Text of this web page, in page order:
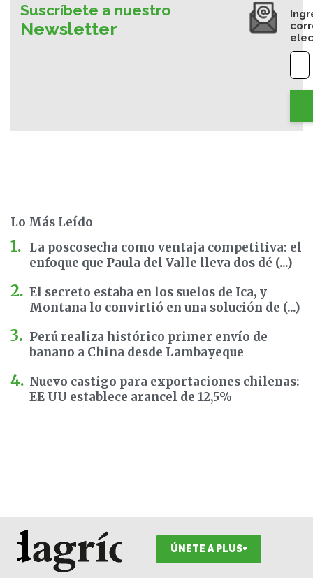
Suscríbete a nuestro
Newsletter
Lo Más Leído
La poscosecha como ventaja competitiva: el
enfoque que Paula del Valle lleva dos dé (...)
El secreto estaba en los suelos de Ica, y
Montana lo convirtió en una solución de (...)
Perú realiza histórico primer envío de
banano a China desde Lambayeque
Nuevo castigo para exportaciones chilenas:
EE UU establece arancel de 12,5%
ÚNETE A PLUS+